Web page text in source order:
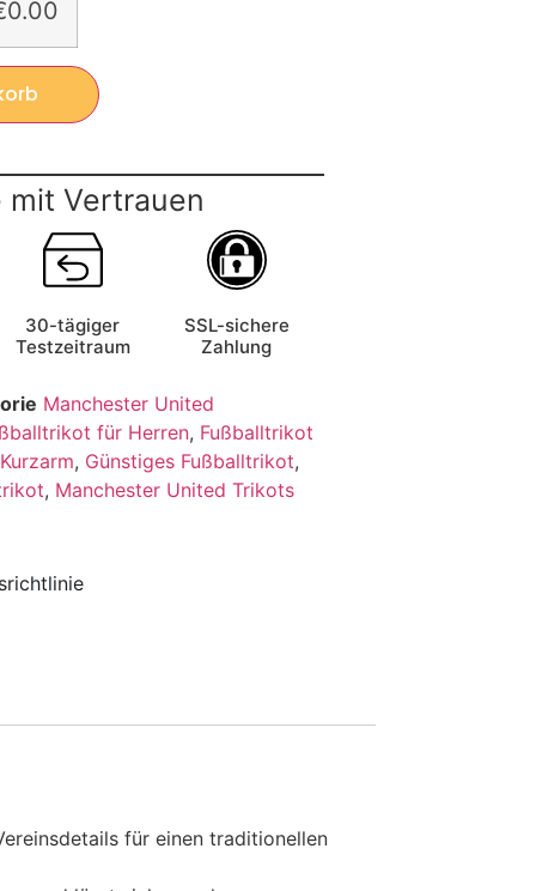
mit Vertrauen
30-tägiger
Testzeitraum
SSL-sichere
Zahlung
Manchester United
für Herren, Fußballtrikot
, Günstiges Fußballtrikot,
, Manchester United Trikots
für einen traditionellen